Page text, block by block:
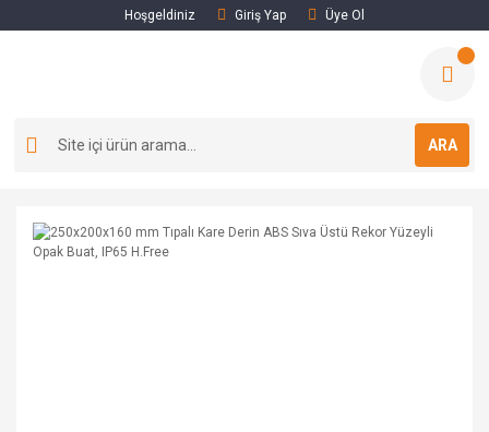
Hoşgeldiniz Giriş Yap Üye Ol
ARA